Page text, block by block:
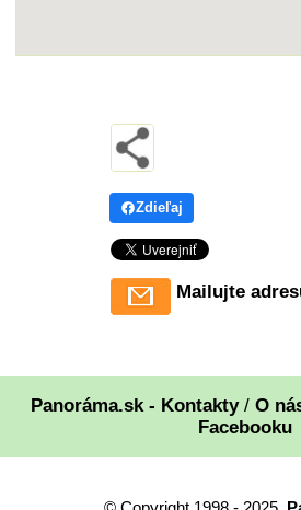
Zdieľaj
Mailujte
Panoráma.sk - Kontakty/ O
Facebooku